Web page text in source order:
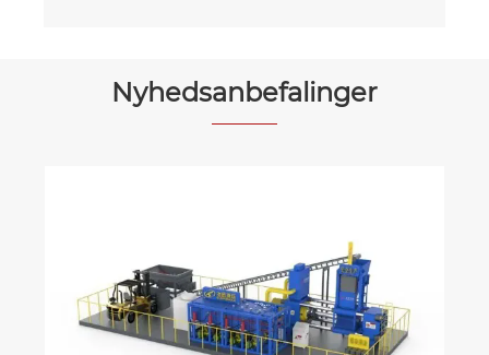
Nyhedsanbefalinger